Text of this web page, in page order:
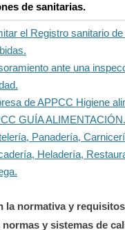
de sanitarias.
el Registro sanitario
ante una
de APPCC Higiene
GUÍA ALIMENTACIÓN.
Panadería,
Heladería,
la normativa y
normas y sistemas de